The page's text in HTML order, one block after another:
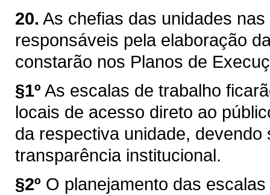
20. As chefias das unidades
responsáveis pela elaboração
constarão nos Planos de
§1º As escalas de trabalho
locais de acesso direto ao
da respectiva unidade,
transparência institucional.
§2º O planejamento das